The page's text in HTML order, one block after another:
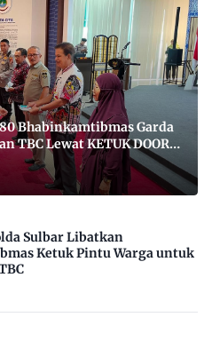
Bhabinkamtibmas Garda
TBC Lewat KETUK DOORS
Sulbar Libatkan
Ketuk Pintu Warga untuk